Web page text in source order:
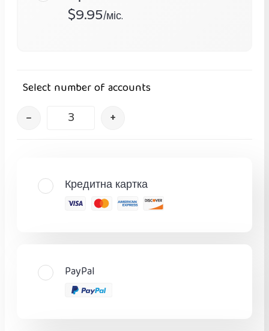
$9.95/міс.
Select number of accounts
– +
Кредитна картка
PayPal